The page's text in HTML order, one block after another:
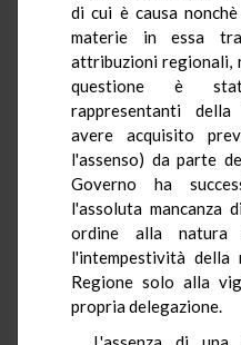
di cui è causa
materie in essa
attribuzioni
questione è
rappresentanti
avere acquisito
l'assenso) da parte
Governo ha
l'assoluta mancanza
ordine alla natura
l'intempestività della
Regione solo alla
propria delegazione.